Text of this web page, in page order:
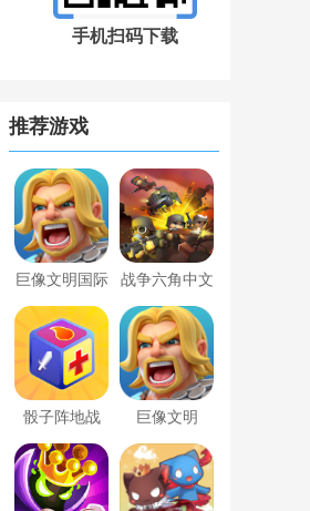
手机扫码下载
推荐游戏
巨像文明国际
服
战争六角中文
版
骰子阵地战 巨像文明